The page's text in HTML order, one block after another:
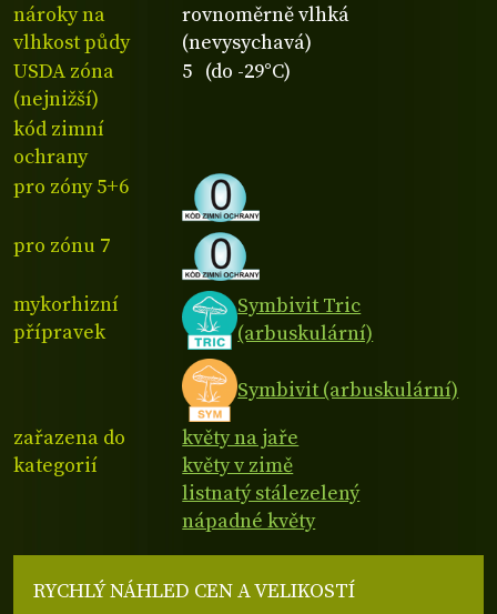
nároky na
vlhkost půdy
rovnoměrně vlhká
(nevysychavá)
USDA zóna
(nejnižší)
5 (do -29°C)
kód zimní
ochrany
pro zóny 5+6
pro zónu 7
mykorhizní
přípravek
Symbivit Tric
(arbuskulární)
Symbivit (arbuskulární)
zařazena do
kategorií
květy na jaře
květy v zimě
listnatý stálezelený
nápadné květy
RYCHLÝ NÁHLED CEN A VELIKOSTÍ